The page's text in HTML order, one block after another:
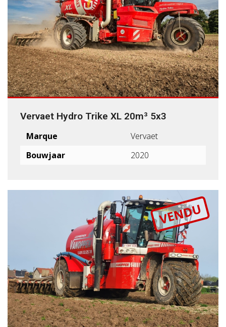
Vervaet Hydro Trike XL 20m³ 5x3
Marque
Vervaet
Bouwjaar
2020
VENDU